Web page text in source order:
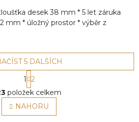
desek 38 mm * 5 let záruka
mm * úložný prostor * výběr z
O
v
l
á
5 DALŠÍCH
S
t
r
á
n
k
1
2
položek celkem
NAHORU